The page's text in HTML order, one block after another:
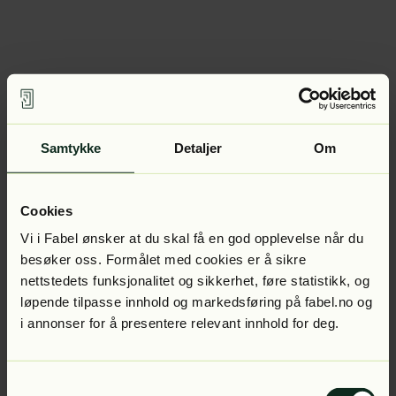
Samtykke Detaljer Om
Cookies
Vi i Fabel ønsker at du skal få en god opplevelse når du
besøker oss. Formålet med cookies er å sikre
nettstedets funksjonalitet og sikkerhet, føre statistikk, og
løpende tilpasse innhold og markedsføring på fabel.no og
i annonser for å presentere relevant innhold for deg.